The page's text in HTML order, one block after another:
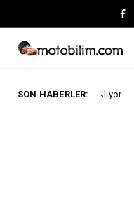
SON HABERLER:
Alıyor ARABA